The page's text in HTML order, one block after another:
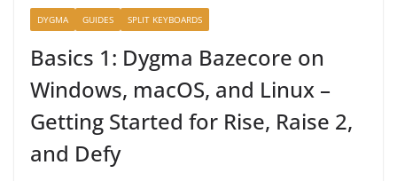
DYGMA GUIDES SPLIT KEYBOARDS
Basics 1: Dygma Bazecore on
Windows, macOS, and Linux –
Getting Started for Rise, Raise 2,
and Defy